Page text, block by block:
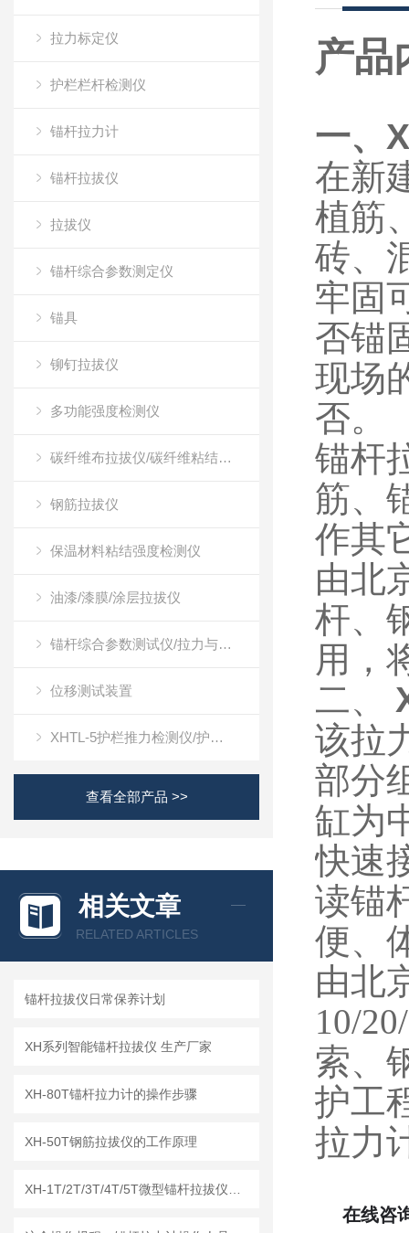
拉力标定仪
护栏栏杆检测仪
锚杆拉力计
锚杆拉拔仪
拉拔仪
锚杆综合参数测定仪
锚具
铆钉拉拔仪
多功能强度检测仪
碳纤维布拉拔仪/碳纤维粘结强度检测仪
钢筋拉拔仪
保温材料粘结强度检测仪
油漆/漆膜/涂层拉拔仪
锚杆综合参数测试仪/拉力与位移测试装置
位移测试装置
XHTL-5护栏推力检测仪/护栏推力测试仪
查看全部产品 >>
相关文章
RELATED ARTICLES
锚杆拉拔仪日常保养计划
XH系列智能锚杆拉拔仪 生产厂家
XH-80T锚杆拉力计的操作步骤
XH-50T钢筋拉拔仪的工作原理
产品
一、
在新
植筋
砖、
牢固
否锚
现场
否。
锚杆
筋、
作其
由北
杆、
用，
二、
该拉
部分
缸为
快速
读锚
便、
由北
10/
索、
护工
拉力
在线咨